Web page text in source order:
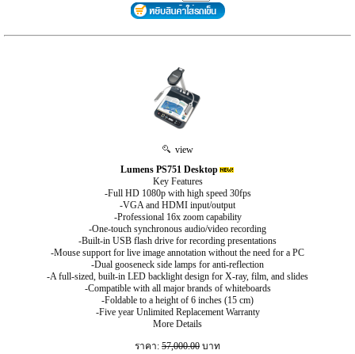
view
Lumens PS751 Desktop
Key Features
-Full HD 1080p with high speed 30fps
-VGA and HDMI input/output
-Professional 16x zoom capability
-One-touch synchronous audio/video recording
-Built-in USB flash drive for recording presentations
-Mouse support for live image annotation without the need for a PC
-Dual gooseneck side lamps for anti-reflection
-A full-sized, built-in LED backlight design for X-ray, film, and slides
-Compatible with all major brands of whiteboards
-Foldable to a height of 6 inches (15 cm)
-Five year Unlimited Replacement Warranty
More Details
ราคา: 57,000.00 บาท